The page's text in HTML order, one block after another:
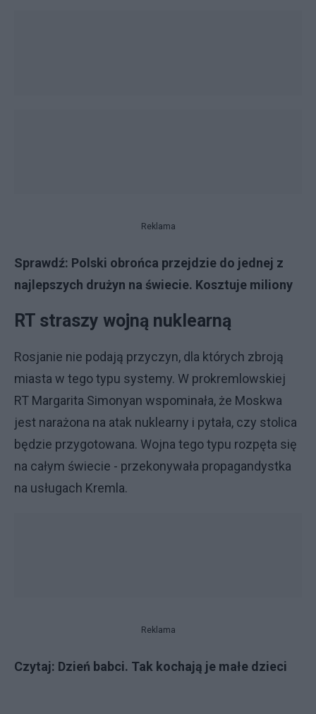
Reklama
Sprawdź: Polski obrońca przejdzie do jednej z
najlepszych drużyn na świecie. Kosztuje miliony
RT straszy wojną nuklearną
Rosjanie nie podają przyczyn, dla których zbroją
miasta w tego typu systemy. W prokremlowskiej
RT Margarita Simonyan wspominała, że Moskwa
jest narażona na atak nuklearny i pytała, czy stolica
będzie przygotowana. Wojna tego typu rozpęta się
na całym świecie - przekonywała propagandystka
na usługach Kremla.
Reklama
Czytaj: Dzień babci. Tak kochają je małe dzieci